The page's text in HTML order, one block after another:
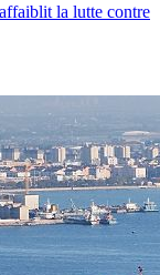
la lutte contre